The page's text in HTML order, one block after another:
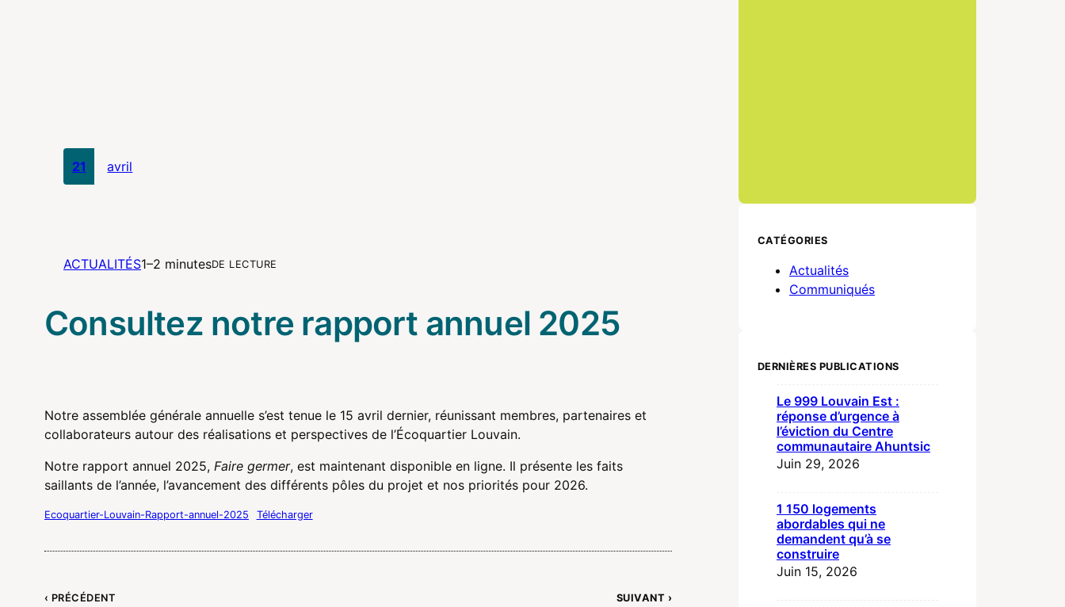
21 avril
ACTUALITÉS1–2 minutesDE LECTURE
Consultez notre rapport annuel 2025
Notre assemblée générale annuelle s’est tenue le 15 avril dernier, réunissant membres, partenaires et
collaborateurs autour des réalisations et perspectives de l’Écoquartier Louvain.
Notre rapport annuel 2025, Faire germer, est maintenant disponible en ligne. Il présente les faits
saillants de l’année, l’avancement des différents pôles du projet et nos priorités pour 2026.
Ecoquartier-Louvain-Rapport-annuel-2025 Télécharger
‹ PRÉCÉDENT SUIVANT ›
CATÉGORIES
Actualités
Communiqués
DERNIÈRES PUBLICATIONS
Le 999 Louvain Est :
réponse d’urgence à
l’éviction du Centre
communautaire Ahuntsic
Juin 29, 2026
1 150 logements
abordables qui ne
demandent qu’à se
construire
Juin 15, 2026